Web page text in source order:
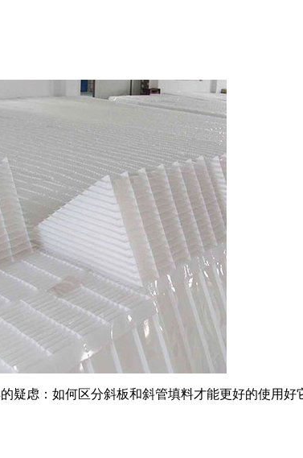
疑虑：如何区分斜板和斜管填料才能更好的使用好